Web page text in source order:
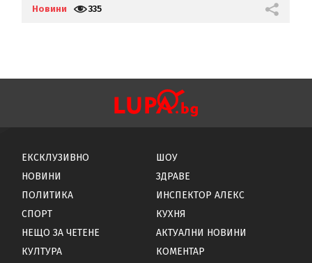
Новини 335
ЕКСКЛУЗИВНО
НОВИНИ
ПОЛИТИКА
СПОРТ
НЕЩО ЗА ЧЕТЕНЕ
КУЛТУРА
ШОУ
ЗДРАВЕ
ИНСПЕКТОР АЛЕКС
КУХНЯ
АКТУАЛНИ НОВИНИ
КОМЕНТАР